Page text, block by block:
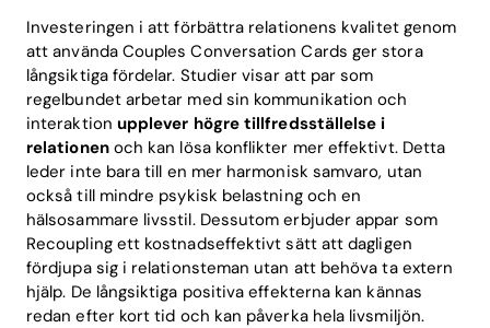
Blog
Download
Investeringen i att förbättra relationens kvalitet genom
att använda Couples Conversation Cards ger stora
långsiktiga fördelar. Studier visar att par som
regelbundet arbetar med sin kommunikation och
interaktion upplever högre tillfredsställelse i
relationenoch kan lösa konflikter mer effektivt. Detta
leder inte bara till en mer harmonisk samvaro, utan
också till mindre psykisk belastning och en
hälsosammare livsstil. Dessutom erbjuder appar som
Recoupling ett kostnadseffektivt sätt att dagligen
fördjupa sig i relationsteman utan att behöva ta extern
hjälp. De långsiktiga positiva effekterna kan kännas
redan efter kort tid och kan påverka hela livsmiljön.